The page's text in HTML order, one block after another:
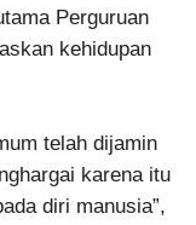
Perguruan
kehidupan
telah dijamin
karena itu
diri manusia”,